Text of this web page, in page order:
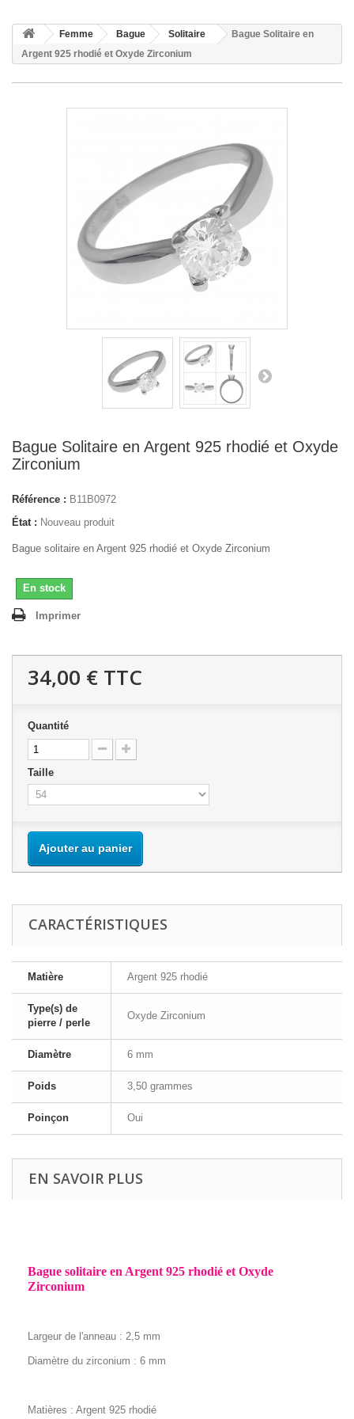
Femme Bague Solitaire
Bague Solitaire en
Argent 925 rhodié et Oxyde Zirconium
Bague Solitaire en Argent 925 rhodié et Oxyde
Zirconium
Référence : B11B0972
État : Nouveau produit
Bague solitaire en Argent 925 rhodié et Oxyde Zirconium
En stock
Imprimer
34,00 € TTC
Quantité
Taille
Ajouter au panier
CARACTÉRISTIQUES
Matière Argent 925 rhodié
Type(s) de
pierre / perle
Oxyde Zirconium
Diamètre 6 mm
Poids 3,50 grammes
Poinçon Oui
EN SAVOIR PLUS
Bague solitaire en Argent 925 rhodié et Oxyde
Zirconium
Largeur de l'anneau : 2,5 mm
Diamètre du zirconium : 6 mm
Matières : Argent 925 rhodié